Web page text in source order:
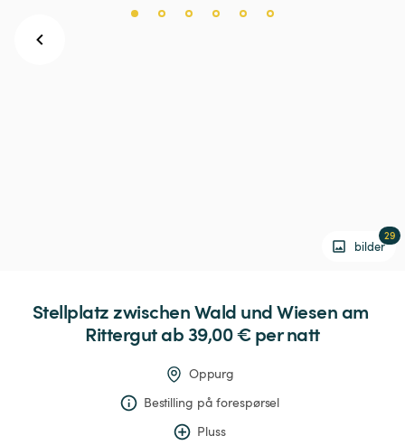
bilder
29
StellplatzzwischenWald undWiesenam
Rittergut ab 39,00 € per natt
Oppurg
Bestilling på forespørsel
Pluss